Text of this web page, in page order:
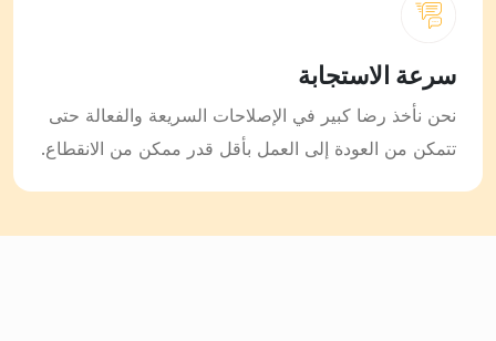
سرعة الاستجابة
نحن نأخذ رضا كبير في الإصلاحات السريعة والفعالة حتى
تتمكن من العودة إلى العمل بأقل قدر ممكن من الانقطاع.